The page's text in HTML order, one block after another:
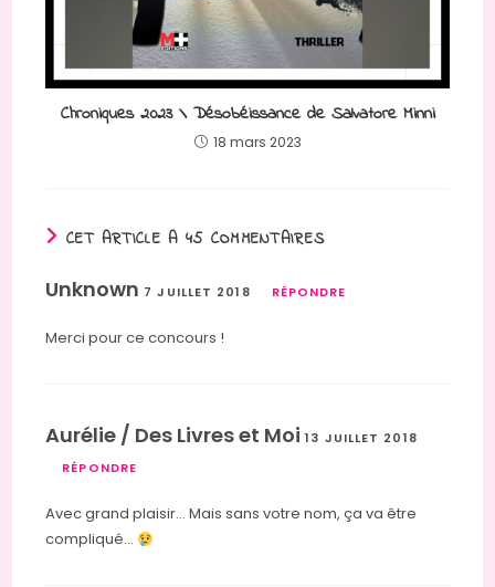
Chroniques 2023 \ Désobéissance de Salvatore Minni
18 mars 2023
CET ARTICLE A 45 COMMENTAIRES
Unknown 7 JUILLET 2018 RÉPONDRE
Merci pour ce concours !
Aurélie / Des Livres et Moi13 JUILLET 2018
RÉPONDRE
Avec grand plaisir… Mais sans votre nom, ça va être
compliqué…